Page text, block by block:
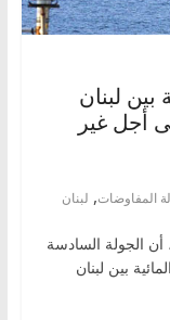
لبنان
أجل غير
المفاوضات, لبنان
أن الجولة السادسة
بين لبنان